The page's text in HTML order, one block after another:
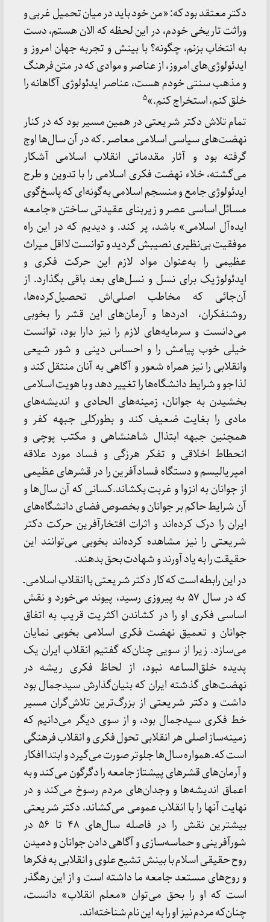
دکتر معتقد بود که: «من خود باید در میان تحمیل غربی و
وراثت تاریخی خودم، در این لحظه که الان هستم، دست
به انتخاب بزنم، چگونه؟ با بینش و تجربه جهان امروز و
ایدئولوژی‌های امروز، از عناصر و موادی که در متن فرهنگ
و مذهب سنتی خودم هست، عناصر ایدئولوژی آگاهانه را
خلق کنم، استخراج کنم.»۵
تمام تلاش دکتر شریعتی در همین مسیر بود که در کنار
نهضت‌های سیاسی اسلامی معاصر ـ که در آن سال‌ها اوج
گرفته بود و آثار مقدماتی انقلاب اسلامی آشکار
می‌گشته، خلاء نهضت فکری اسلامی را با تدوین و طرح
ایدئولوژی جامع و منسجم اسلامی به‌گونه‌ای که پاسخ‌گوی
مسائل اساسی عصر و زیربنای عقیدتی ساختن «جامعه
ایده‌آل اسلامی» باشد، پر کند. و دیدیم که در این راه
موفقیت بی‌نظیری نصیبش گردید و توانست لااقل میراث
عظیمی را به‌عنوان مواد لازم این حرکت فکری و
ایدئولوژیک برای نسل و نسل‌های بعد باقی بگذارد. از
آن‌جائی که مخاطب اصلی‌اش تحصیل‌کرده‌ها،
روشنفکران، ادردها و آرمان‌های این قشر را بخوبی
می‌دانست و سرمایه‌های لازم را نیز دارا بود، توانست
خیلی خوب پیامش را و احساس دینی و شور شیعی
وانقلابی را نیز همراه شعور و آگاهی به آنان منتقل کند و
لذا جو و شرایط دانشگاه‌ها را تغییر دهد و با هویت اسلامی
بخشیدن به جوانان، زمینه‌های الحادی و اندیشه‌های
مادی را بغایت ضعیف کند و بطورکلی جبهه کفر و
همچنین جبهه ابتذال شاهنشاهی و مکتب پوچی و
انحطاط اخلاقی و تفکر هرزگی و فساد مورد علاقه
امپریالیسم و دستگاه فسادآفرین را در قشرهای عظیمی
از جوانان به انزوا و غربت بکشاند.کسانی که آن سال‌ها و
آن شرایط حاکم بر جوانان و بخصوص فضای دانشگاه‌های
ایران را درک کرده‌اند و اثرات افتخارآفرین حرکت دکتر
شریعتی را نیز مشاهده کرده‌اند بخوبی می‌توانند این
حقیقت را به یاد آورند و شهادت بحق بدهند.
در این رابطه است که کار دکتر شریعتی با انقلاب اسلامی ـ
که در سال ۵۷ به پیروزی رسید، پیوند می‌خورد و نقش
اساسی فکری او را در کشاندن اکثریت قریب به اتفاق
جوانان و تعمیق نهضت فکری اسلامی بخوبی نمایان
می‌سازد. زیرا از سویی چنان‌که گفتیم انقلاب ایران یک
پدیده خلق‌الساعه نبود، از لحاظ فکری ریشه در
نهضت‌های گذشته ایران که بنیان‌گذارش سیدجمال بود
داشت و دکتر شریعتی از بزرگ‌ترین تلاش‌گران مسیر
خط فکری سیدجمال بود، و از سوی دیگر می‌دانیم که
زمینه‌ساز اصلی هر انقلابی تحول فکری و انقلاب فرهنگی
است که ـ همواره سال‌ها جلوتر صورت می‌گیرد و ابتدا افکار
و آرمان‌های قشرهای پیشتاز جامعه را دگرگون می‌کند و به
اعماق اندیشه‌ها و وجدان‌های مردم رسوخ می‌کند و در
نهایت آنها را با انقلاب عمومی می‌کشاند. دکتر شریعتی
بیشترین نقش را در فاصله سال‌های ۴۸ تا ۵۶ در
شورآفرینی و حماسه‌سازی و آگاهی دادن جوانان و دمیدن
روح حقیقی اسلام با بینش تشیع علوی و انقلابی به فکرها
و روح‌های مستعد جامعه ما داشته است و از این رهگذر
است که او را بحق می‌توان «معلم انقلاب» دانست،
چنان‌که مردم نیز او را به این نام شناخته‌اند.